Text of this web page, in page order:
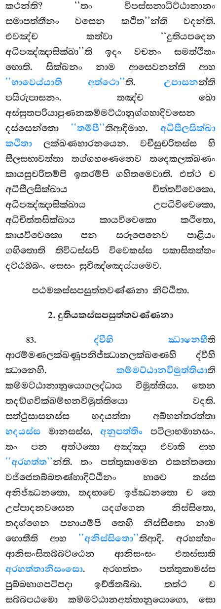
කථන්ති? ‘‘තං විපස්සනාධිට්ඨානානං
සමාපත්තීනං වසෙන කථිත’’න්ති වදන්ති.
එවඤ්ච කත්වා ‘‘දුතියපදෙන
අධිපඤ්ඤාසික්ඛා’’ති ඉදං වචනං සමත්ථිතං
හොති. සික්ඛනං නාම ආසෙවනන්ති ආහ
‘‘භාවෙය්යාති අත්ථො’’ති. උපාසනන්ති
පයිරුපාසනං. තඤ්ච ඛො
අස්සුතපරියාපුණනකම්මට්ඨානුග්ගහාදිවසෙන
දස්සෙන්තො ‘‘තම්පී’’තිආදිමාහ. අධිසීලසික්ඛා
කථිතා ලක්ඛණහාරනයෙන. වචීසුචරිතස්ස හි
සීලසභාවත්තා තග්ගහණෙනෙව තදෙකලක්ඛණං
කායසුචරිතම්පි ඉතරම්පි ගහිතමෙවාති. එත්ථ ච
අධිසීලසික්ඛාය චිත්තවිවෙකො,
අධිපඤ්ඤාසික්ඛාය උපධිවිවෙකො,
අධිචිත්තසික්ඛාය කායවිවෙකො කථිතො,
කායවිවෙකො පන සරූපෙනෙව පාළියං
ගහිතොති තිවිධස්සපි විවෙකස්ස පකාසිතත්තං
දට්ඨබ්බං. සෙසං සුවිඤ්ඤෙය්යමෙව.
පඨමකස්සපසුත්තවණ්ණනා නිට්ඨිතා.
2. දුතියකස්සපසුත්තවණ්ණනා
83. ද්වීහි ඣානෙහීති
ආරම්මණලක්ඛණූපනිජ්ඣානලක්ඛණෙහි ද්වීහි
ඣානෙහි. කම්මට්ඨානවිමුත්තියාති
කම්මට්ඨානානුයොගලද්ධාය විමුත්තියා. තෙන
තදඞ්ගවික්ඛම්භනවිමුත්තියො වදති.
සත්ථුසාසනස්ස හදයත්තා අබ්භන්තරත්තා
හදයස්ස මානසස්ස,අනුපත්තිං පටිලාභමානසං.
තං පන අත්ථතො අඤ්ඤා එවාති ආහ
‘‘අරහත්ත’’න්ති. තං පත්තුකාමෙන එකන්තතො
වජ්ජෙතබ්බතණ්හාදිට්ඨීනං භාවෙ තස්ස
අනිජ්ඣනතො, තදභාවෙ ඉජ්ඣනතො ච තෙ
උප්පාදනවසෙන යදග්ගෙන නිස්සිතො,
තදග්ගෙන පනායම්පි තෙහි නිස්සිතො නාම
හොතීති ආහ ‘‘අනිස්සිතො’’තිආදි. අරහත්තං
ආනිසංසිතබ්බට්ඨෙන ආනිසංසං එතස්සාති
අරහත්තානිසංසො. අරහත්තං පත්තුකාමස්ස
පුබ්බභාගපටිපදා ඉච්ඡිතබ්බා. තත්ථ ච
සබ්බපඨමො කම්මට්ඨානඅත්තානුයොගො, සො